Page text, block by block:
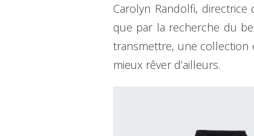
Carolyn Randolfi,
que par la recherche du
transmettre, une collection
mieux rêver d’ailleurs.